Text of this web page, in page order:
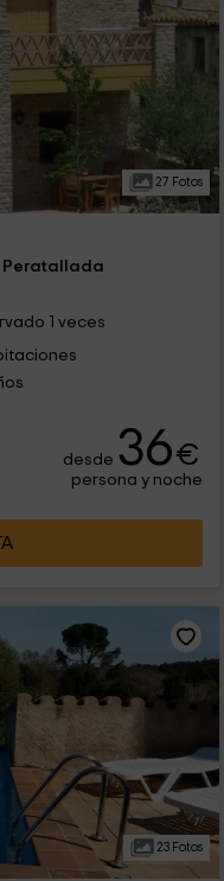
27 Fotos
Peratallada
1 veces
desde 36€
persona y noche
23 Fotos